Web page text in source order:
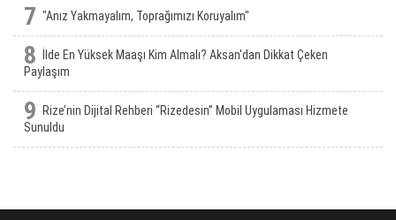
7 "Anız Yakmayalım, Toprağımızı Koruyalım"
8
İlde En Yüksek Maaşı Kim Almalı? Aksan'dan Dikkat Çeken
Paylaşım
9
Rize’nin Dijital Rehberi “Rizedesin” Mobil Uygulaması Hizmete
Sunuldu